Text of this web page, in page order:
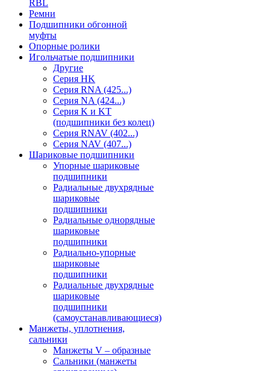
RBL
Ремни
Подшипники обгонной
муфты
Опорные ролики
Игольчатые подшипники
Другие
Серия HK
Серия RNA (425...)
Серия NA (424...)
Серия K и KT
(подшипники без колец)
Серия RNAV (402...)
Серия NAV (407...)
Шариковые подшипники
Упорные шариковые
подшипники
Радиальные двухрядные
шариковые
подшипники
Радиальные однорядные
шариковые
подшипники
Радиально-упорные
шариковые
подшипники
Радиальные двухрядные
шариковые
подшипники
(самоустанавливающиеся)
Манжеты, уплотнения,
сальники
Манжеты V – образные
Сальники (манжеты